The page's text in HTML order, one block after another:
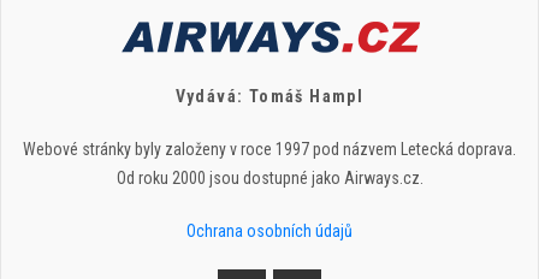
Vydává: Tomáš Hampl
Webové stránky byly založeny v roce 1997 pod názvem Letecká doprava.
Od roku 2000 jsou dostupné jako Airways.cz.
Ochrana osobních údajů